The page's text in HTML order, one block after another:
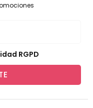
RGPD